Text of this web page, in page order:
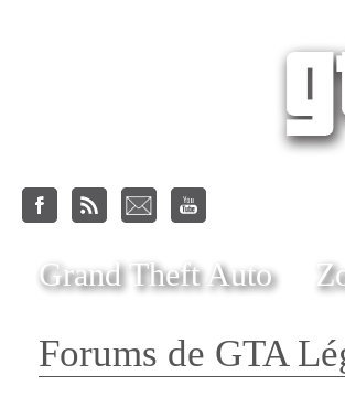
Grand Theft Auto
Forums de GTA